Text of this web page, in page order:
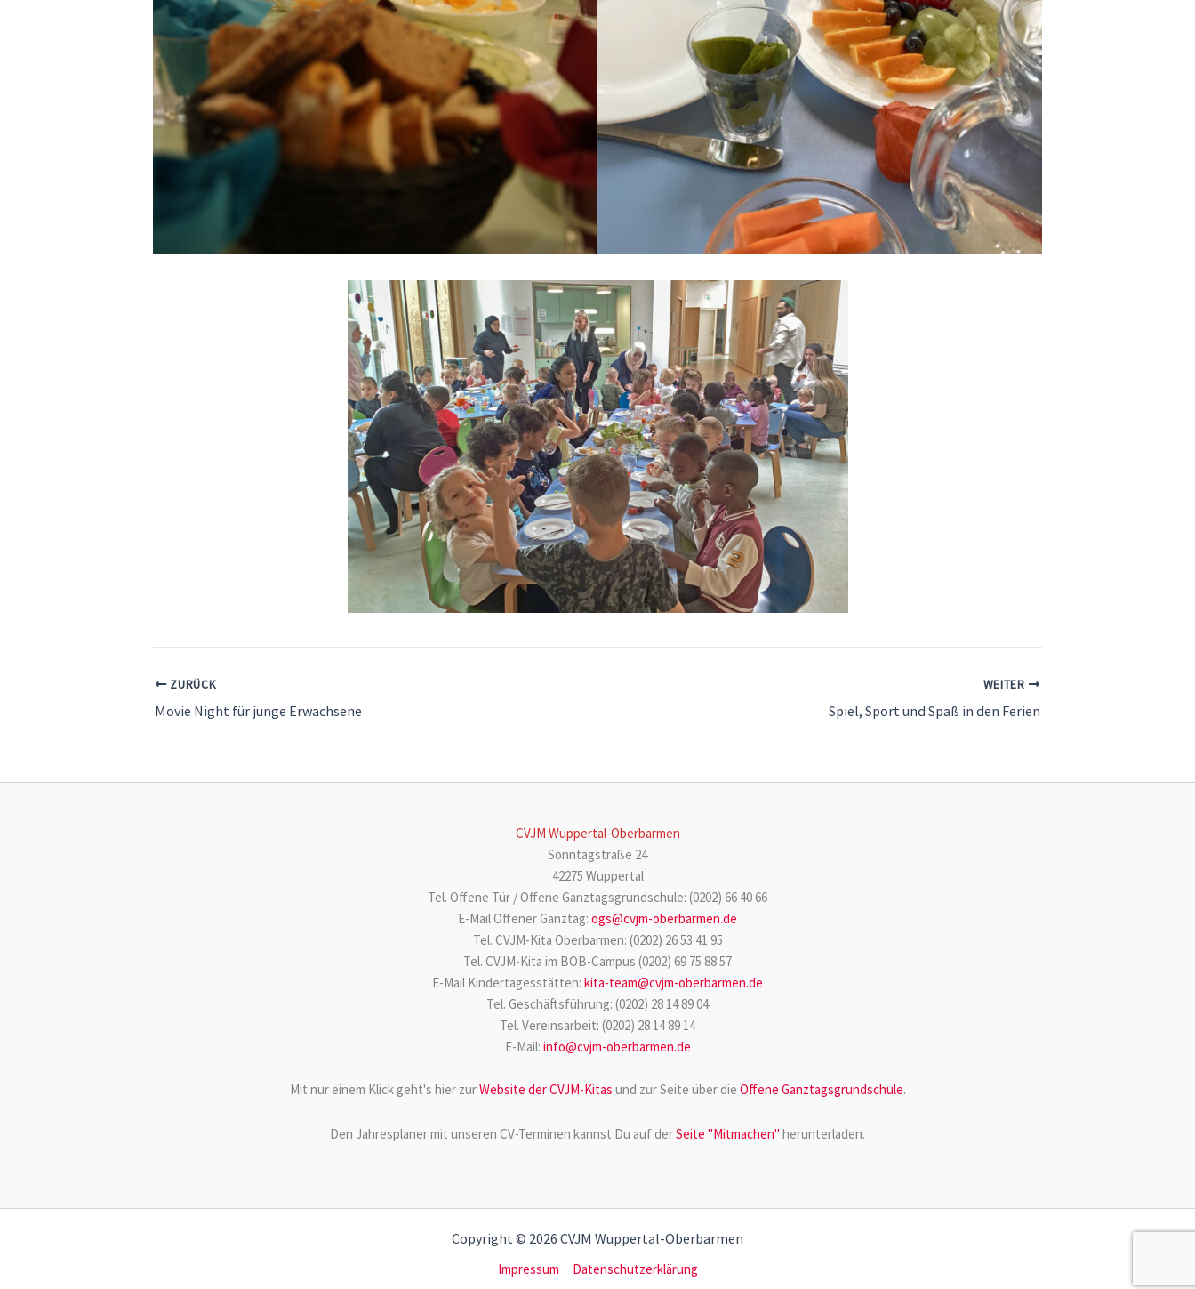
ZURÜCK
Movie Night für junge Erwachsene
WEITER
Spiel, Sport und Spaß in den Ferien
CVJM Wuppertal-Oberbarmen
Sonntagstraße 24
42275 Wuppertal
Tel. Offene Tür / Offene Ganztagsgrundschule: (0202) 66 40 66
E-Mail Offener Ganztag: ogs@cvjm-oberbarmen.de
Tel. CVJM-Kita Oberbarmen: (0202) 26 53 41 95
Tel. CVJM-Kita im BOB-Campus (0202) 69 75 88 57
E-Mail Kindertagesstätten: kita-team@cvjm-oberbarmen.de
Tel. Geschäftsführung: (0202) 28 14 89 04
Tel. Vereinsarbeit: (0202) 28 14 89 14
E-Mail: info@cvjm-oberbarmen.de
Mit nur einem Klick geht's hier zurWebsite der CVJM-Kitas und zur Seite über die Offene Ganztagsgrundschule.
Den Jahresplaner mit unseren CV-Terminen kannst Du auf derSeite "Mitmachen" herunterladen.
Copyright © 2026 CVJM Wuppertal-Oberbarmen
Impressum Datenschutzerklärung